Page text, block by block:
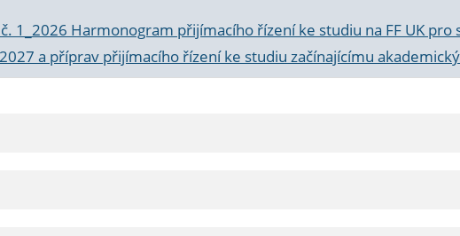
1_2026 Harmonogram přijímacího řízení ke studiu na FF UK
a příprav přijímacího řízení ke studiu začínajícímu